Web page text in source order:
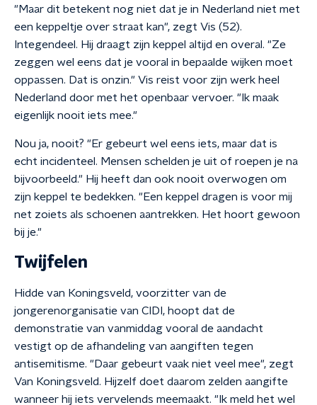
"Maar dit betekent nog niet dat je in Nederland niet met
een keppeltje over straat kan", zegt Vis (52).
Integendeel. Hij draagt zijn keppel altijd en overal. "Ze
zeggen wel eens dat je vooral in bepaalde wijken moet
oppassen. Dat is onzin." Vis reist voor zijn werk heel
Nederland door met het openbaar vervoer. "Ik maak
eigenlijk nooit iets mee."
Nou ja, nooit? "Er gebeurt wel eens iets, maar dat is
echt incidenteel. Mensen schelden je uit of roepen je na
bijvoorbeeld." Hij heeft dan ook nooit overwogen om
zijn keppel te bedekken. "Een keppel dragen is voor mij
net zoiets als schoenen aantrekken. Het hoort gewoon
bij je."
Twijfelen
Hidde van Koningsveld, voorzitter van de
jongerenorganisatie van CIDI, hoopt dat de
demonstratie van vanmiddag vooral de aandacht
vestigt op de afhandeling van aangiften tegen
antisemitisme. "Daar gebeurt vaak niet veel mee", zegt
Van Koningsveld. Hijzelf doet daarom zelden aangifte
wanneer hij iets vervelends meemaakt. "Ik meld het wel